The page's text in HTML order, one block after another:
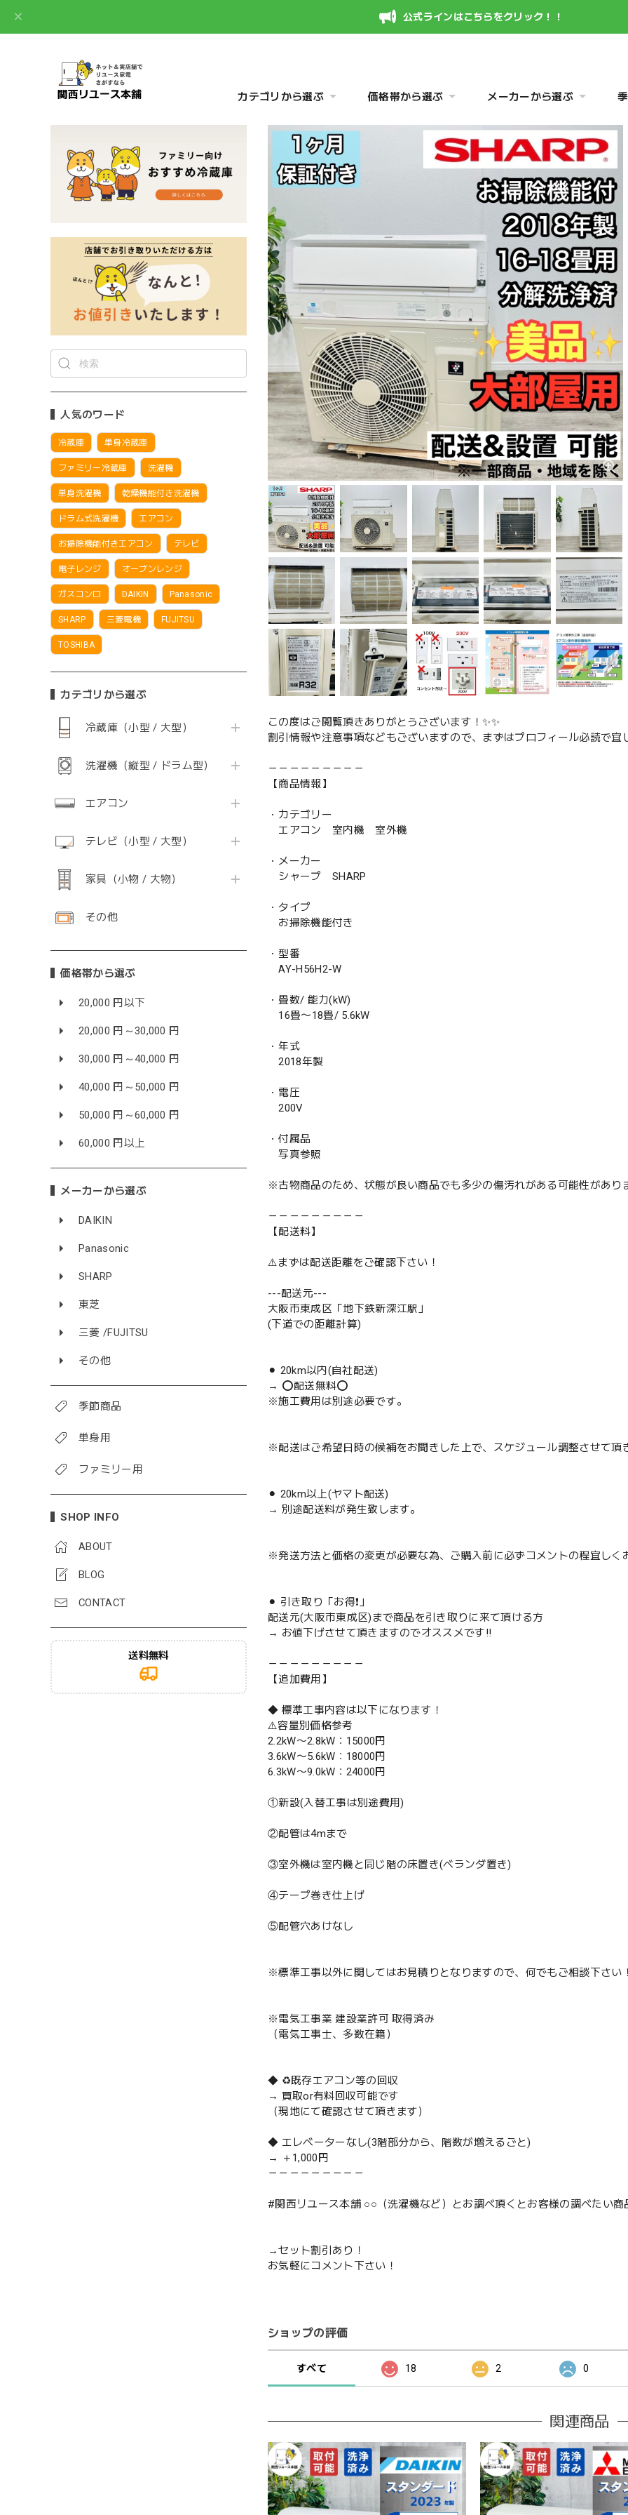
公式ラインはこちらをクリック！！
カテゴリから選ぶ 価格帯から選ぶ メーカーから選ぶ
人気のワード
冷蔵庫 単身冷蔵庫
ファミリー冷蔵庫 洗濯機
単身洗濯機 乾燥機能付き洗濯機
ドラム式洗濯機 エアコン
お掃除機能付きエアコン テレビ
電子レンジ オーブンレンジ
ガスコンロ DAIKIN Panasonic
SHARP 三菱電機 FUJITSU
TOSHIBA
カテゴリから選ぶ
冷蔵庫（小型 / 大型）
洗濯機（縦型 / ドラム型）
エアコン
テレビ（小型 / 大型）
家具（小物 / 大物）
その他
価格帯から選ぶ
20,000 円以下
20,000 円～30,000 円
30,000 円～40,000 円
40,000 円～50,000 円
50,000 円～60,000 円
60,000 円以上
メーカーから選ぶ
DAIKIN
Panasonic
SHARP
東芝
三菱 /FUJITSU
その他
季節商品
単身用
ファミリー用
SHOP INFO
ABOUT
BLOG
CONTACT
送料無料
この度はご閲覧頂きありがとうございます！✨✨
割引情報や注意事項などもございますので、まずはプロフィール必読で宜
－－－－－－－－－
【商品情報】
・カテゴリー
エアコン 室内機 室外機
・メーカー
シャープ SHARP
・タイプ
お掃除機能付き
・型番
AY-H56H2-W
・畳数/ 能力(kW)
16畳〜18畳/ 5.6kW
・年式
2018年製
・電圧
200V
・付属品
写真参照
※古物商品のため、状態が良い商品でも多少の傷汚れがある可能性があり
－－－－－－－－－
【配送料】
⚠️まずは配送距離をご確認下さい！
---配送元---
大阪市東成区「地下鉄新深江駅」
(下道での距離計算)
⚫︎ 20km以内(自社配送)
→ ⭕️配送無料⭕️
※施工費用は別途必要です。
※配送はご希望日時の候補をお聞きした上で、スケジュール調整させて頂
⚫︎ 20km以上(ヤマト配送)
→ 別途配送料が発生致します。
※発送方法と価格の変更が必要な為、ご購入前に必ずコメントの程宜しく
⚫︎ 引き取り「お得❗️」
配送元(大阪市東成区)まで商品を引き取りに来て頂ける方
→ お値下げさせて頂きますのでオススメです‼️
－－－－－－－－－
【追加費用】
◆ 標準工事内容は以下になります！
⚠️容量別価格参考
2.2kW〜2.8kW：15000円
3.6kW〜5.6kW：18000円
6.3kW〜9.0kW：24000円
①新設(入替工事は別途費用)
②配管は4mまで
③室外機は室内機と同じ階の床置き(ベランダ置き)
④テープ巻き仕上げ
⑤配管穴あけなし
※標準工事以外に関してはお見積りとなりますので、何でもご相談下さい
※電気工事業 建設業許可 取得済み
（電気工事士、多数在籍）
◆ ♻️既存エアコン等の回収
→ 買取or有料回収可能です
（現地にて確認させて頂きます）
◆ エレベーターなし(3階部分から、階数が増えるごと)
→ ＋1,000円
－－－－－－－－－
#関西リユース本舗 ○○（洗濯機など）とお調べ頂くとお客様の調べたい商
→セット割引あり！
お気軽にコメント下さい！
ショップの評価
すべて 18 2 0
関連商品